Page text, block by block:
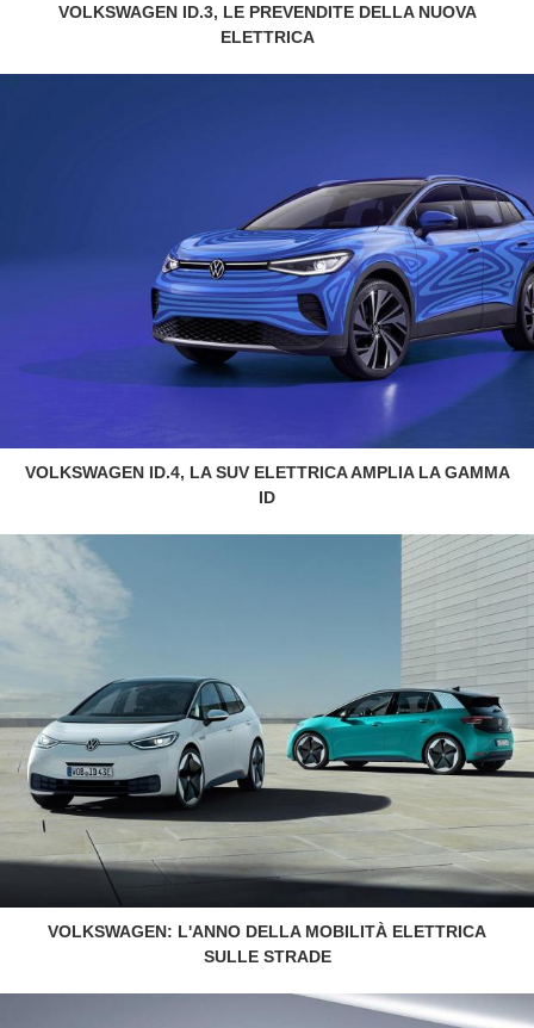
VOLKSWAGEN ID.3, LE PREVENDITE DELLA NUOVA
ELETTRICA
VOLKSWAGEN ID.4, LA SUV ELETTRICA AMPLIA LA GAMMA
ID
VOLKSWAGEN: L'ANNO DELLA MOBILITÀ ELETTRICA
SULLE STRADE